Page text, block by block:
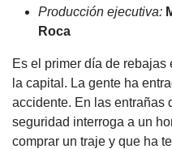
Producción ejecutiva:
Roca
Es el primer día de
la capital. La gente ha
accidente. En las entrañas
seguridad interroga a un
comprar un traje y que ha